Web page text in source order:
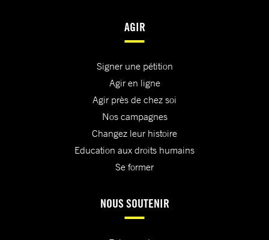
AGIR
Signer une pétition
Agir en ligne
Agir près de chez soi
Nos campagnes
Changez leur histoire
Education aux droits humains
Se former
NOUS SOUTENIR